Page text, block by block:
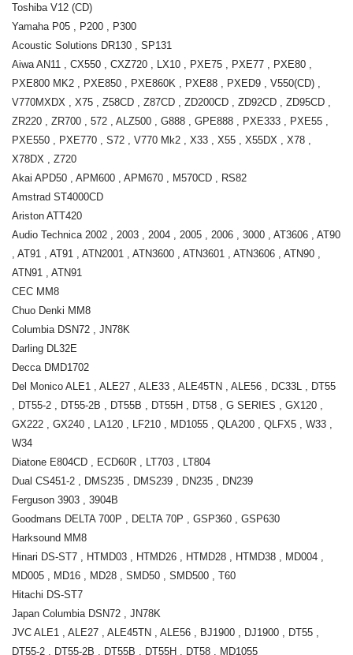
Toshiba V12 (CD)
Yamaha P05 , P200 , P300
Acoustic Solutions DR130 , SP131
Aiwa AN11 , CX550 , CXZ720 , LX10 , PXE75 , PXE77 , PXE80 ,
PXE800 MK2 , PXE850 , PXE860K , PXE88 , PXED9 , V550(CD) ,
V770MXDX , X75 , Z58CD , Z87CD , ZD200CD , ZD92CD , ZD95CD ,
ZR220 , ZR700 , 572 , ALZ500 , G888 , GPE888 , PXE333 , PXE55 ,
PXE550 , PXE770 , S72 , V770 Mk2 , X33 , X55 , X55DX , X78 ,
X78DX , Z720
Akai APD50 , APM600 , APM670 , M570CD , RS82
Amstrad ST4000CD
Ariston ATT420
Audio Technica 2002 , 2003 , 2004 , 2005 , 2006 , 3000 , AT3606 , AT90
, AT91 , AT91 , ATN2001 , ATN3600 , ATN3601 , ATN3606 , ATN90 ,
ATN91 , ATN91
CEC MM8
Chuo Denki MM8
Columbia DSN72 , JN78K
Darling DL32E
Decca DMD1702
Del Monico ALE1 , ALE27 , ALE33 , ALE45TN , ALE56 , DC33L , DT55
, DT55-2 , DT55-2B , DT55B , DT55H , DT58 , G SERIES , GX120 ,
GX222 , GX240 , LA120 , LF210 , MD1055 , QLA200 , QLFX5 , W33 ,
W34
Diatone E804CD , ECD60R , LT703 , LT804
Dual CS451-2 , DMS235 , DMS239 , DN235 , DN239
Ferguson 3903 , 3904B
Goodmans DELTA 700P , DELTA 70P , GSP360 , GSP630
Harksound MM8
Hinari DS-ST7 , HTMD03 , HTMD26 , HTMD28 , HTMD38 , MD004 ,
MD005 , MD16 , MD28 , SMD50 , SMD500 , T60
Hitachi DS-ST7
Japan Columbia DSN72 , JN78K
JVC ALE1 , ALE27 , ALE45TN , ALE56 , BJ1900 , DJ1900 , DT55 ,
DT55-2 , DT55-2B , DT55B , DT55H , DT58 , MD1055